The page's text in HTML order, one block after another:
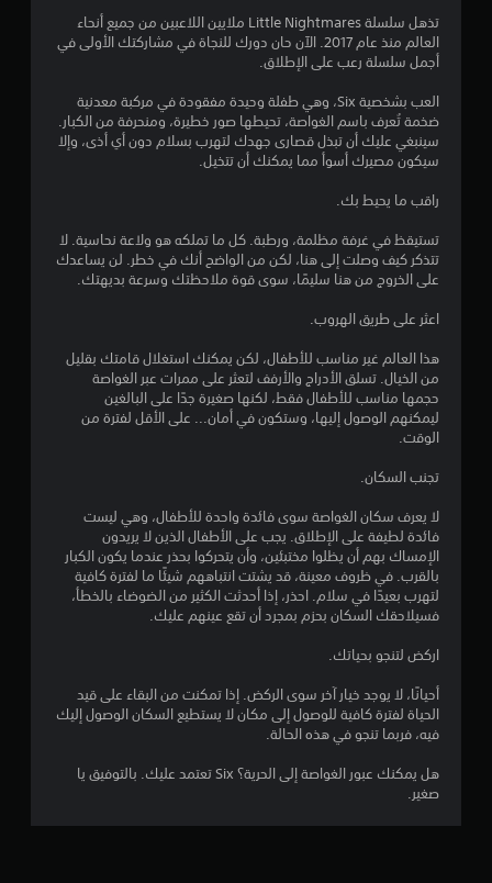
5
ن
ج
و
ن
ن
ج
و
م
ن
إ
ا
ي
6
تذهل سلسلة Little Nightmares ملايين اللاعبين من جميع أنحاء
العالم منذ عام 2017. الآن حان دورك للنجاة في مشاركتك الأولى في
أجمل سلسلة رعب على الإطلاق.
العب بشخصية Six، وهي طفلة وحيدة مفقودة في مركبة معدنية
ضخمة تُعرف باسم الغواصة، تحيطها صور خطيرة، ومنحرفة من الكبار.
سينبغي عليك أن تبذل قصارى جهدك لتهرب بسلام دون أي أذى، وإلا
سيكون مصيرك أسوأ مما يمكنك أن تتخيل.
راقب ما يحيط بك.
تستيقظ في غرفة مظلمة، ورطبة. كل ما تملكه هو ولاعة نحاسية. لا
تتذكر كيف وصلت إلى هنا، لكن من الواضح أنك في خطر. لن يساعدك
على الخروج من هنا سليمًا، سوى قوة ملاحظتك وسرعة بديهتك.
اعثر على طريق الهروب.
هذا العالم غير مناسب للأطفال، لكن يمكنك استغلال قامتك بقليل
من الخيال. تسلق الأدراج والأرفف لتعثر على ممرات عبر الغواصة
حجمها مناسب للأطفال فقط، لكنها صغيرة جدًا على البالغين
ليمكنهم الوصول إليها، وستكون في أمان... على الأقل لفترة من
الوقت.
تجنب السكان.
لا يعرف سكان الغواصة سوى فائدة واحدة للأطفال، وهي ليست
فائدة لطيفة على الإطلاق. يجب على الأطفال الذين لا يريدون
الإمساك بهم أن يظلوا مختبئين، وأن يتحركوا بحذر عندما يكون الكبار
بالقرب. في ظروف معينة، قد يشتت انتباههم شيئًا ما لفترة كافية
لتهرب بعيدًا في سلام. احذر، إذا أحدثت الكثير من الضوضاء بالخطأ،
فسيلاحقك السكان بحزم بمجرد أن تقع عينهم عليك.
اركض لتنجو بحياتك.
أحيانًا، لا يوجد خيار آخر سوى الركض. إذا تمكنت من البقاء على قيد
الحياة لفترة كافية للوصول إلى مكان لا يستطيع السكان الوصول إليك
فيه، فربما تنجو في هذه الحالة.
هل يمكنك عبور الغواصة إلى الحرية؟ Six تعتمد عليك. بالتوفيق يا
صغير.